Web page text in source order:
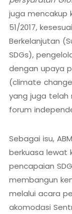
juga mencakup
51/2017,
Berkelanjutan
SDGs),
dengan upaya
(climate
yang juga telah
forum
Sebagai isu,
berkuasa lewat
pencapaian
membangun
melalui acara
akomodasi